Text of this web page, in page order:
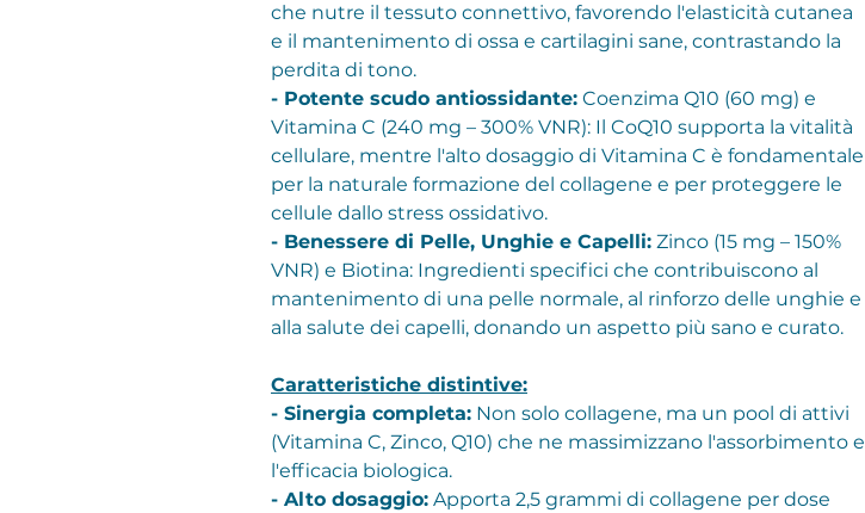
che nutre il tessuto connettivo, favorendo l'elasticità cutanea
e il mantenimento di ossa e cartilagini sane, contrastando la
perdita di tono.
- Potente scudo antiossidante: Coenzima Q10 (60 mg) e
Vitamina C (240 mg – 300% VNR): Il CoQ10 supporta la vitalità
cellulare, mentre l'alto dosaggio di Vitamina C è fondamentale
per la naturale formazione del collagene e per proteggere le
cellule dallo stress ossidativo.
- Benessere di Pelle, Unghie e Capelli: Zinco (15 mg – 150%
VNR) e Biotina: Ingredienti specifici che contribuiscono al
mantenimento di una pelle normale, al rinforzo delle unghie e
alla salute dei capelli, donando un aspetto più sano e curato.
Caratteristiche distintive:
- Sinergia completa: Non solo collagene, ma un pool di attivi
(Vitamina C, Zinco, Q10) che ne massimizzano l'assorbimento e
l'efficacia biologica.
- Alto dosaggio: Apporta 2,5 grammi di collagene per dose